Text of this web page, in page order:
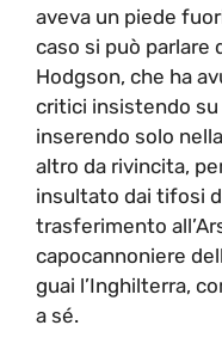
aveva un piede
caso si può parlare
Hodgson, che ha
critici insistendo su
inserendo solo
altro da rivincita,
insultato dai tifosi
trasferimento
capocannoniere
guai l’Inghilterra,
a sé.